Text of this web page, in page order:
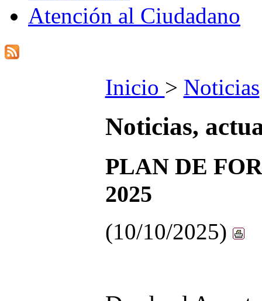
Atención al Ciudadano
Inicio > Noticias
Noticias,
PLAN DE
2025
(10/10/2025)